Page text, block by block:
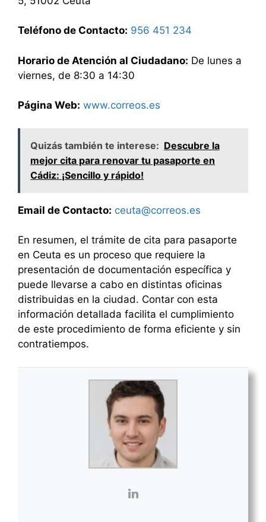
Teléfono de Contacto: 956 451 234
Horario de Atención al Ciudadano: De lunes a
viernes, de 8:30 a 14:30
Página Web: www.correos.es
Quizás también te interese: Descubre la
mejor cita para renovar tu pasaporte en
Cádiz: ¡Sencillo y rápido!
Email de Contacto: ceuta@correos.es
En resumen, el trámite de cita para pasaporte
en Ceuta es un proceso que requiere la
presentación de documentación específica y
puede llevarse a cabo en distintas oficinas
distribuidas en la ciudad. Contar con esta
información detallada facilita el cumplimiento
de este procedimiento de forma eficiente y sin
contratiempos.